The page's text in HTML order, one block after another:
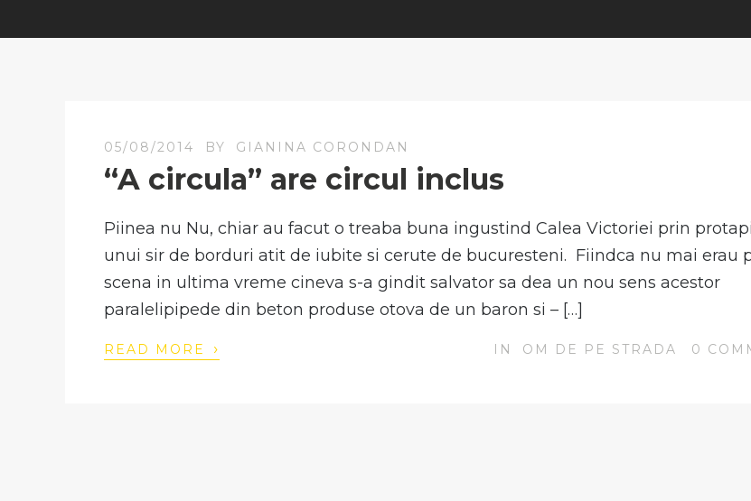
05/08/2014 BY GIANINA CORONDAN
“A circula” are circul inclus
Piinea nu Nu, chiar au facut o treaba buna ingustind Calea Victoriei prin
unui sir de borduri atit de iubite si cerute de bucuresteni. Fiindca nu mai erau
scena in ultima vreme cineva s-a gindit salvator sa dea un nou sens acestor
paralelipipede din beton produse otova de un baron si – […]
READ MORE › IN OM DE PE STRADA 0